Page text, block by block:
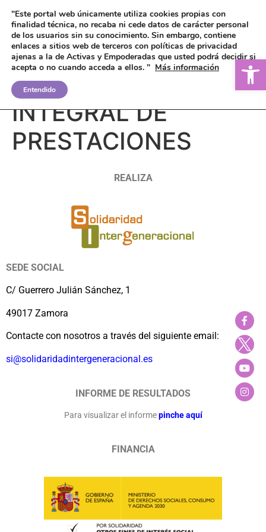
CERTIFICADO
INTEGRAL DE
PRESTACIONES
REALIZA
SEDE SOCIAL
C/ Guerrero Julián Sánchez, 1
49017 Zamora
Contacte con nosotros a través del siguiente email:
si@solidaridadintergeneracional.es
INFORME DE RESULTADOS
Para visualizar el informe pinche aquí
FINANCIA
"Este portal web únicamente utiliza cookies propias con
finalidad técnica, no recaba ni cede datos de carácter personal
de los usuarios sin su conocimiento. Sin embargo, contiene
enlaces a sitios web de terceros con políticas de privacidad
ajenas a la de Activas y Empoderadas que usted podrá decidir si
acepta o no cuando acceda a ellos. " Más información
Entendido